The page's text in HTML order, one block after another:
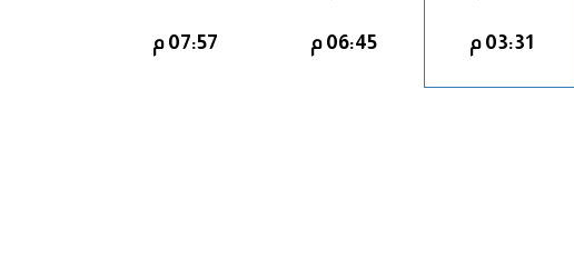
03:31 م 06:45 م 07:57 م